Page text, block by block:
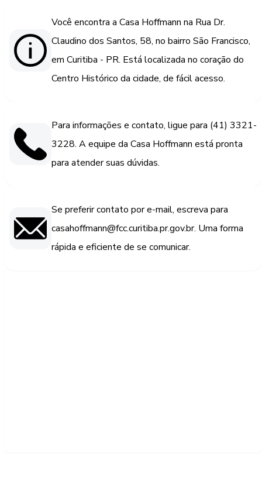
Você encontra a Casa Hoffmann na Rua Dr.
Claudino dos Santos, 58, no bairro São Francisco,
em Curitiba - PR. Está localizada no coração do
Centro Histórico da cidade, de fácil acesso.
Para informações e contato, ligue para (41) 3321-
3228. A equipe da Casa Hoffmann está pronta
para atender suas dúvidas.
Se preferir contato por e-mail, escreva para
casahoffmann@fcc.curitiba.pr.gov.br. Uma forma
rápida e eficiente de se comunicar.